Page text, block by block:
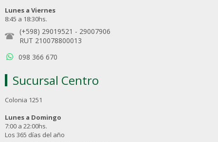
Lunes a Viernes
8:45 a 18:30hs.
(+598) 29019521 - 29007906
RUT 210078800013
098 366 670
Sucursal Centro
Colonia 1251
Lunes a Domingo
7:00 a 22:00hs.
Los 365 días del año